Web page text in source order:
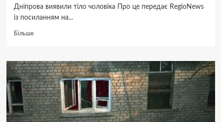
Дніпрова виявили тіло чоловіка Про це передає RegioNews
із посиланням на...
БільшеДокладніше
на
риболовлю
і
не
повернувся:
Полтавщині